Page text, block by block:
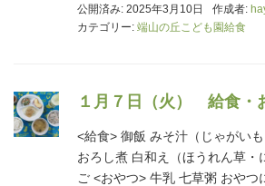
公開済み: 2025年3月10日 作成者:
カテゴリー: 端山の丘こども園給食
１月７日（火） 給食・
<給食> 御飯 みそ汁（じゃがい
おろし煮 白和え（ほうれん草・
ご <おやつ> 牛乳 七草粥 おやつ